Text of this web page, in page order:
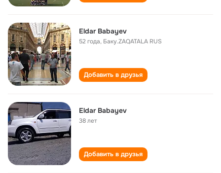
Eldar Babayev
52 года, Баку.ZAQATALA RUS
Добавить в друзья
Eldar Babayev
38 лет
Добавить в друзья